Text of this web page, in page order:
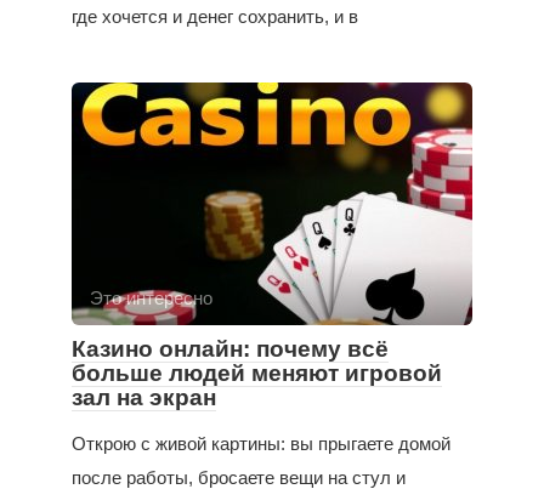
где хочется и денег сохранить, и в
Это интересно
Казино онлайн: почему всё
больше людей меняют игровой
зал на экран
Открою с живой картины: вы прыгаете домой
после работы, бросаете вещи на стул и